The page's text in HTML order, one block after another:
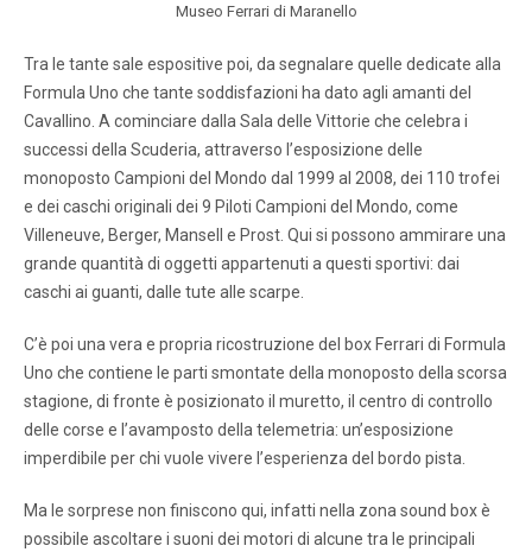
Museo Ferrari di Maranello
Tra le tante sale espositive poi, da segnalare quelle dedicate alla
Formula Uno che tante soddisfazioni ha dato agli amanti del
Cavallino. A cominciare dalla Sala delle Vittorie che celebra i
successi della Scuderia, attraverso l’esposizione delle
monoposto Campioni del Mondo dal 1999 al 2008, dei 110 trofei
e dei caschi originali dei 9 Piloti Campioni del Mondo, come
Villeneuve, Berger, Mansell e Prost. Qui si possono ammirare una
grande quantità di oggetti appartenuti a questi sportivi: dai
caschi ai guanti, dalle tute alle scarpe.
C’è poi una vera e propria ricostruzione del box Ferrari di Formula
Uno che contiene le parti smontate della monoposto della scorsa
stagione, di fronte è posizionato il muretto, il centro di controllo
delle corse e l’avamposto della telemetria: un’esposizione
imperdibile per chi vuole vivere l’esperienza del bordo pista.
Ma le sorprese non finiscono qui, infatti nella zona sound box è
possibile ascoltare i suoni dei motori di alcune tra le principali